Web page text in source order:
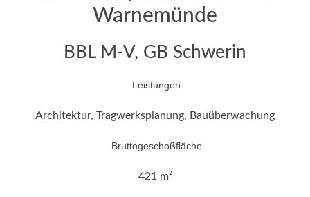
Warnemünde
BBL M-V, GB Schwerin
Leistungen
Architektur, Tragwerksplanung, Bauüberwachung
Bruttogeschoßfläche
421 m²